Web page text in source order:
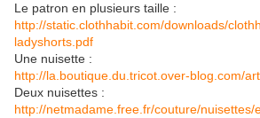
Le patron en plusieurs taille :
http://static.clothhabit.com/downloads/
ladyshorts.pdf
Une nuisette :
http://la.boutique.du.tricot.over-blog.com/
Deux nuisettes :
http://netmadame.free.fr/couture/nuisettes/